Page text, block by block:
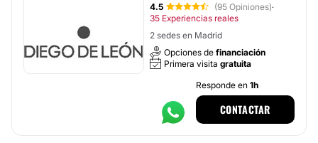
4.5 (95 Opiniones)·
35 Experiencias reales
2 sedes en Madrid
Opciones de financiación
Primera visita gratuita
Responde en 1h
CONTACTAR